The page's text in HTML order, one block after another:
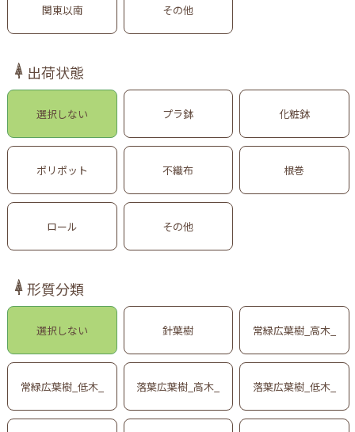
関東以南 その他
出荷状態
選択しない プラ鉢 化粧鉢
ポリポット 不織布 根巻
ロール その他
形質分類
選択しない 針葉樹 常緑広葉樹_高木_
常緑広葉樹_低木_ 落葉広葉樹_高木_ 落葉広葉樹_低木_